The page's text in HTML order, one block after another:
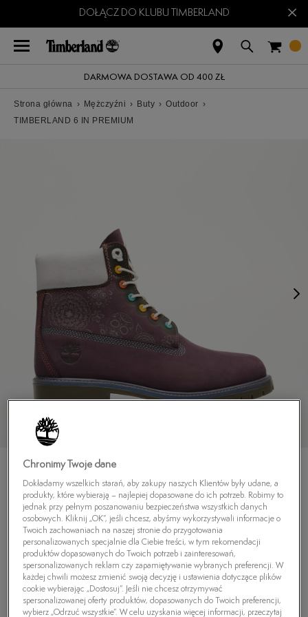
DOŁĄCZ DO KLUBU TIMBERLAND ×
DARMOWA DOSTAWA OD 400 ZŁ
Strona główna › Mężczyźni › Buty › Outdoor ›
TIMBERLAND 6 IN PREMIUM
TIMBERLAND 6 IN PREMIUM
4.8(6 )
699,99zł
Chronimy Twoje dane
Dokładamy wszelkich starań, aby zakupy naszych Klientów były udane, a
produkty, które wybierają – najlepiej dopasowane do ich potrzeb. Robimy to
jednak przy pełnym poszanowaniu bezpieczeństwa wszystkich danych
osobowych. Kliknij „OK”, jeśli chcesz, abyśmy wykorzystywali informacje o
Twoich zachowaniach na naszej stronie do przygotowania
personalizowanych specjalnie dla Ciebie treści, w tym rekomendacji
produktów dopasowanych do Twoich potrzeb i zainteresowań,
spersonalizowanych reklam czy zapamiętywanie wybranych preferencji. W
każdej chwili możesz zmienić swoją decyzję i ustawienia dotyczące plików
cookie wybierając „Dostosuj”. Jeśli nie chcesz otrzymywać
spersonalizowanej oferty produktów, dopasowanych do Twoich preferencji,
wybierz „Odrzuć wszystkie”. W celu uzyskania więcej informacji, przeczytaj